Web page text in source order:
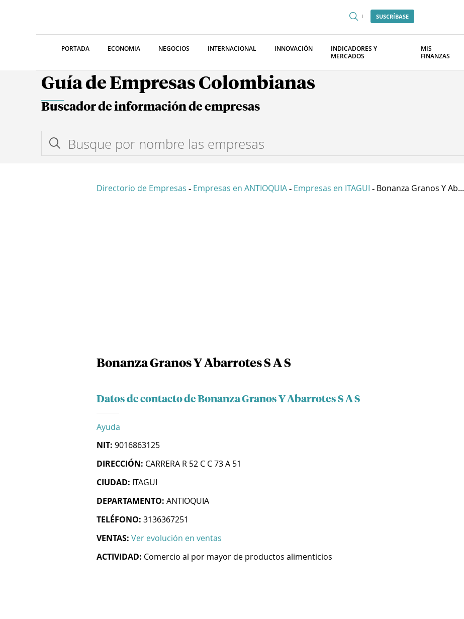
SUSCRÍBASE
PORTADA ECONOMIA NEGOCIOS INTERNACIONAL INNOVACIÓN
INDICADORES Y
MERCADOS
MIS
FINANZAS
Guía de Empresas Colombianas
Buscador de información de empresas
Directorio de Empresas - Empresas en ANTIOQUIA - Empresas en ITAGUI - Bonanza Granos Y Ab...
Bonanza Granos Y Abarrotes S A S
Datos de contacto de Bonanza Granos Y Abarrotes S A S
Ayuda
NIT: 9016863125
DIRECCIÓN: CARRERA R 52 C C 73 A 51
CIUDAD: ITAGUI
DEPARTAMENTO: ANTIOQUIA
TELÉFONO: 3136367251
VENTAS: Ver evolución en ventas
ACTIVIDAD: Comercio al por mayor de productos alimenticios